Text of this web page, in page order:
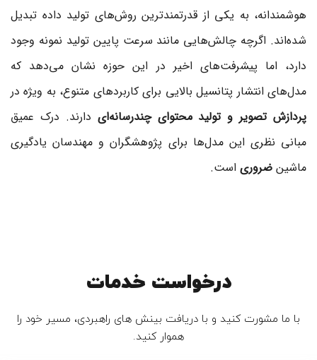
هوشمندانه، به یکی از قدرتمندترین روش‌های تولید داده تبدیل
شده‌اند. اگرچه چالش‌هایی مانند سرعت پایین تولید نمونه وجود
دارد، اما پیشرفت‌های اخیر در این حوزه نشان می‌دهد که
مدل‌های انتشار پتانسیل بالایی برای کاربردهای متنوع، به ویژه در
پردازش تصویر و تولید محتوای چندرسانه‌ای دارند. درک عمیق
مبانی نظری این مدل‌ها برای پژوهشگران و مهندسان یادگیری
ماشین ضروری است.
درخواست خدمات
با ما مشورت کنید و با دریافت بینش های راهبردی، مسیر خود را
هموار کنید.